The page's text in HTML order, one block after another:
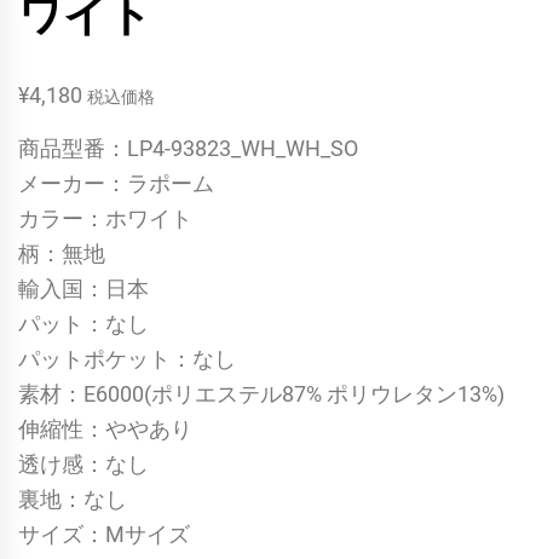
ワイト
¥4,180 税込価格
商品型番：LP4-93823_WH_WH_SO
メーカー：ラポーム
カラー：ホワイト
柄：無地
輸入国：日本
パット：なし
パットポケット：なし
素材：E6000(ポリエステル87% ポリウレタン13%)
伸縮性：ややあり
透け感：なし
裏地：なし
サイズ：Mサイズ